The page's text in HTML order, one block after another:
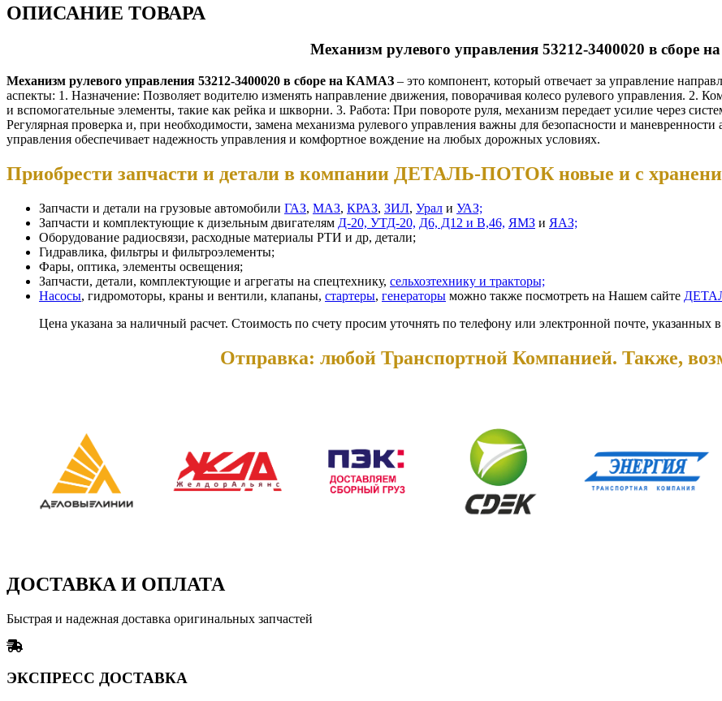
ОПИСАНИЕ ТОВАРА
Механизм рулевого управления 53212-3400020 в сборе
Механизм рулевого управления 53212-3400020 в сборе на КАМАЗ – это компонент, который отвечает за управление
аспекты: 1. Назначение: Позволяет водителю изменять направление движения, поворачивая колесо рулевого управления. 2.
и вспомогательные элементы, такие как рейка и шкворни. 3. Работа: При повороте руля, механизм передает усилие через
Регулярная проверка и, при необходимости, замена механизма рулевого управления важны для безопасности и
управления обеспечивает надежность управления и комфортное вождение на любых дорожных условиях.
Приобрести запчасти и детали в компании ДЕТАЛЬ-ПОТОК новые и с
Запчасти и детали на грузовые автомобили ГАЗ, МАЗ, КРАЗ, ЗИЛ, Урал и УАЗ;
Запчасти и комплектующие к дизельным двигателям Д-20, УТД-20, Д6, Д12 и В,46, ЯМЗ и ЯАЗ;
Оборудование радиосвязи, расходные материалы РТИ и др, детали;
Гидравлика, фильтры и фильтроэлементы;
Фары, оптика, элементы освещения;
Запчасти, детали, комплектующие и агрегаты на спецтехнику, сельхозтехнику и тракторы;
Насосы, гидромоторы, краны и вентили, клапаны, стартеры, генераторы можно также посмотреть на Нашем сайте
Цена указана за наличный расчет. Стоимость по счету просим уточнять по телефону или электронной почте, указанных в
Отправка: любой Транспортной Компанией. Также,
ДОСТАВКА И ОПЛАТА
Быстрая и надежная доставка оригинальных запчастей
ЭКСПРЕСС ДОСТАВКА